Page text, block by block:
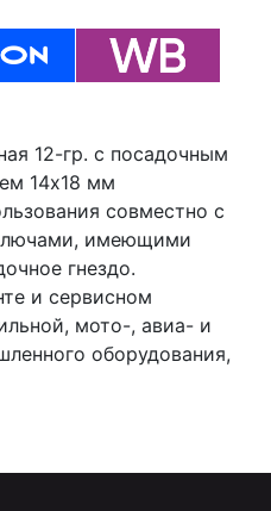
12-гр. с посадочным
14х18 мм
совместно с
имеющими
гнездо.
и сервисном
мото-, авиа- и
оборудования,